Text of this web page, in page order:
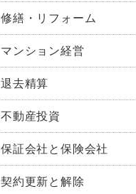
修繕・リフォーム
マンション経営
退去精算
不動産投資
保証会社と保険会社
契約更新と解除